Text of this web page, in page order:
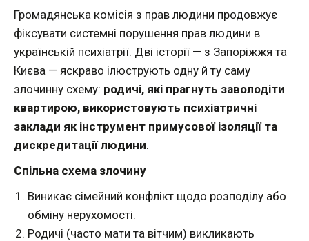
Громадянська комісія з прав людини продовжує
фіксувати системні порушення прав людини в
українській психіатрії. Дві історії — з Запоріжжя та
Києва — яскраво ілюструють одну й ту саму
злочинну схему: родичі, які прагнуть заволодіти
квартирою, використовують психіатричні
заклади як інструмент примусової ізоляції та
дискредитації людини.
Спільна схема злочину
Виникає сімейний конфлікт щодо розподілу або
обміну нерухомості.
Родичі (часто мати та вітчим) викликають